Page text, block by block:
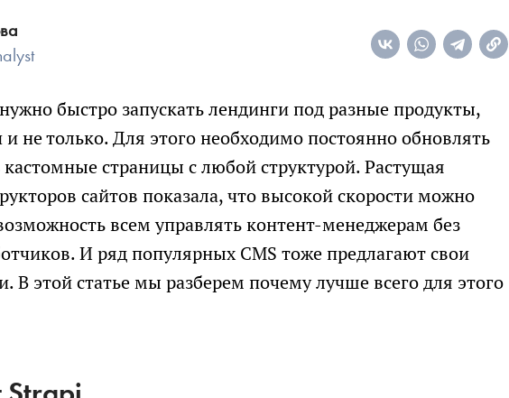
быстро запускать лендинги под разные продукты,
не только. Для этого необходимо постоянно обновлять
кастомные страницы с любой структурой. Растущая
сайтов показала, что высокой скорости можно
всем управлять контент-менеджерам без
И ряд популярных CMS тоже предлагают свои
В этой статье мы разберем почему лучше всего для этого
детальную смету и расскажем о
рисках проекта
не беспокоить вас звонками, мы напишем в
для выбора удобного канала связи
проект
сводный документ, который поможет
в долгой переписке, с
кода по отдельным компонентам.